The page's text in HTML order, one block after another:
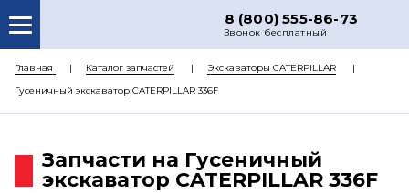
8 (800) 555-86-73
Звонок бесплатный
О НАС
КАТАЛОГ ЗАПЧАСТЕЙ
ДОСТАВКА
Главная Каталог запчастей
Экскаваторы CATERPILLAR
Гусеничный экскаватор CATERPILLAR 336F
Запчасти на Гусеничный
экскаватор CATERPILLAR 336F